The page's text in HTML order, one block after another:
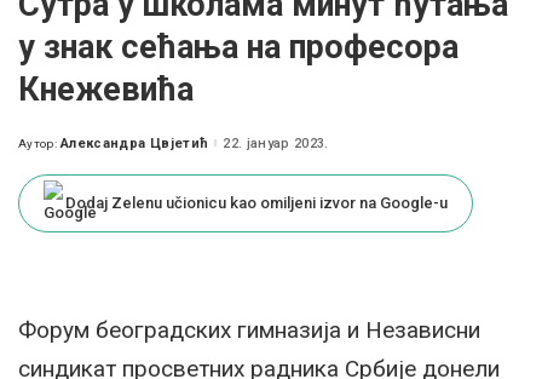
у знак сећања на професора
Кнежевића
Posted
Аутор: Александра Цвјетић 22. јануар 2023.
Dodaj Zelenu učionicu kao omiljeni izvor na Google-u
Форум београдских гимназија и Независни
синдикат просветних радника Србије донели